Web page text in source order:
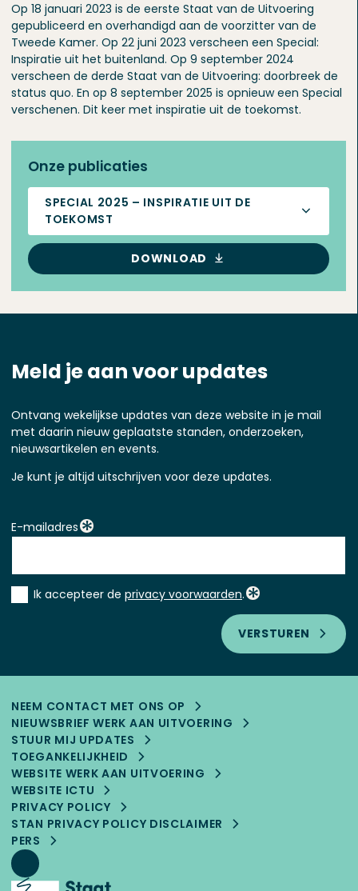
Op 18 januari 2023 is de eerste Staat van de Uitvoering
gepubliceerd en overhandigd aan de voorzitter van de
Tweede Kamer. Op 22 juni 2023 verscheen een Special:
Inspiratie uit het buitenland. Op 9 september 2024
verscheen de derde Staat van de Uitvoering: doorbreek de
status quo. En op 8 september 2025 is opnieuw een Special
verschenen. Dit keer met inspiratie uit de toekomst.
Onze publicaties
SPECIAL 2025 – INSPIRATIE UIT DE
TOEKOMST
DOWNLOAD
Meld je aan voor updates
Ontvang wekelijkse updates van deze website in je mail
met daarin nieuw geplaatste standen, onderzoeken,
nieuwsartikelen en events.
Je kunt je altijd uitschrijven voor deze updates.
E-mailadres
Instemming
Ik accepteer de privacy voorwaarden.
VERSTUREN
NEEM CONTACT MET ONS OP
NIEUWSBRIEF WERK AAN UITVOERING
STUUR MIJ UPDATES
TOEGANKELIJK­HEID
WEBSITE WERK AAN UITVOERING
WEBSITE ICTU
PRIVACY POLICY
STAN PRIVACY POLICY DISCLAIMER
PERS